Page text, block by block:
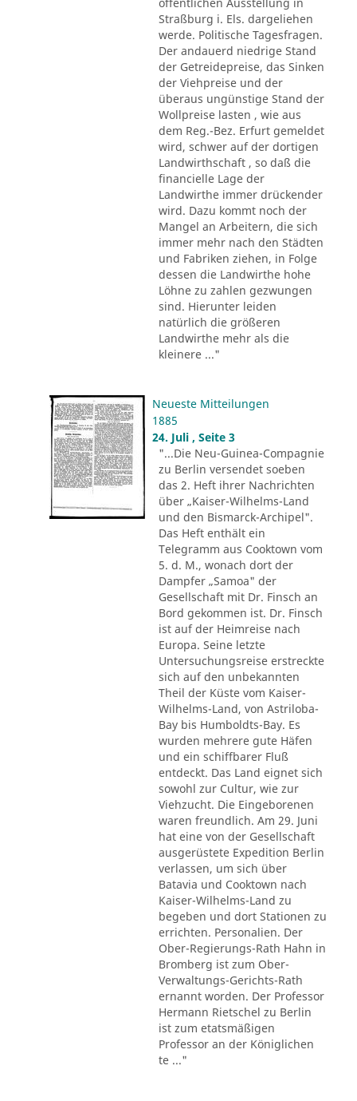
Straßburg i. Els. dargeliehen
werde. Politische Tagesfragen.
Der andauerd niedrige Stand
der Getreidepreise, das Sinken
der Viehpreise und der
überaus ungünstige Stand der
Wollpreise lasten , wie aus
dem Reg.-Bez. Erfurt gemeldet
wird, schwer auf der dortigen
Landwirthschaft , so daß die
financielle Lage der
Landwirthe immer drückender
wird. Dazu kommt noch der
Mangel an Arbeitern, die sich
immer mehr nach den Städten
und Fabriken ziehen, in Folge
dessen die Landwirthe hohe
Löhne zu zahlen gezwungen
sind. Hierunter leiden
natürlich die größeren
Landwirthe mehr als die
kleinere ..."
Neueste Mitteilungen
1885
24. Juli , Seite 3
"...Die Neu-Guinea-Compagnie
zu Berlin versendet soeben
das 2. Heft ihrer Nachrichten
über „Kaiser-Wilhelms-Land
und den Bismarck-Archipel".
Das Heft enthält ein
Telegramm aus Cooktown vom
5. d. M., wonach dort der
Dampfer „Samoa" der
Gesellschaft mit Dr. Finsch an
Bord gekommen ist. Dr. Finsch
ist auf der Heimreise nach
Europa. Seine letzte
Untersuchungsreise erstreckte
sich auf den unbekannten
Theil der Küste vom Kaiser-
Wilhelms-Land, von Astriloba-
Bay bis Humboldts-Bay. Es
wurden mehrere gute Häfen
und ein schiffbarer Fluß
entdeckt. Das Land eignet sich
sowohl zur Cultur, wie zur
Viehzucht. Die Eingeborenen
waren freundlich. Am 29. Juni
hat eine von der Gesellschaft
ausgerüstete Expedition Berlin
verlassen, um sich über
Batavia und Cooktown nach
Kaiser-Wilhelms-Land zu
begeben und dort Stationen zu
errichten. Personalien. Der
Ober-Regierungs-Rath Hahn in
Bromberg ist zum Ober-
Verwaltungs-Gerichts-Rath
ernannt worden. Der Professor
Hermann Rietschel zu Berlin
ist zum etatsmäßigen
Professor an der Königlichen
te ..."